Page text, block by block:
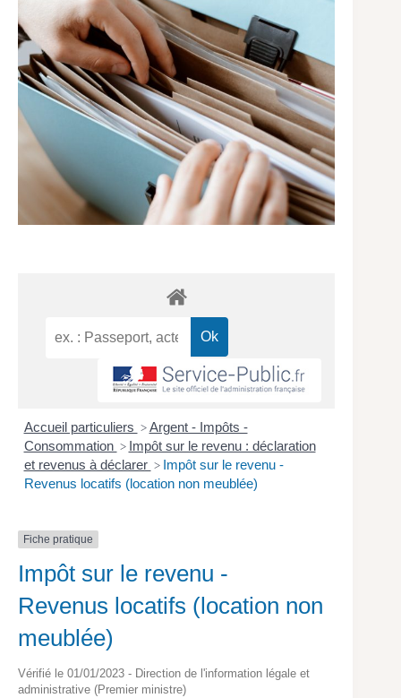
Accueil particuliers > Argent - Impôts -
Consommation > Impôt sur le revenu : déclaration
et revenus à déclarer > Impôt sur le revenu -
Revenus locatifs (location non meublée)
Fiche pratique
Impôt sur le revenu -
Revenus locatifs (location non
meublée)
Vérifié le 01/01/2023 - Direction de l'information légale et
administrative (Premier ministre)